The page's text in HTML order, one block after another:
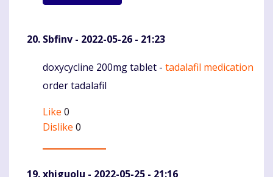
Sbfinv - 2022-05-26 - 21:23
Komentaras
doxycycline 200mg tablet - tadalafil medication
order tadalafil
Like 0
Dislike 0
xhiguolu - 2022-05-25 - 21:16